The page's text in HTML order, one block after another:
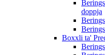
doppja
Boxxli ta'